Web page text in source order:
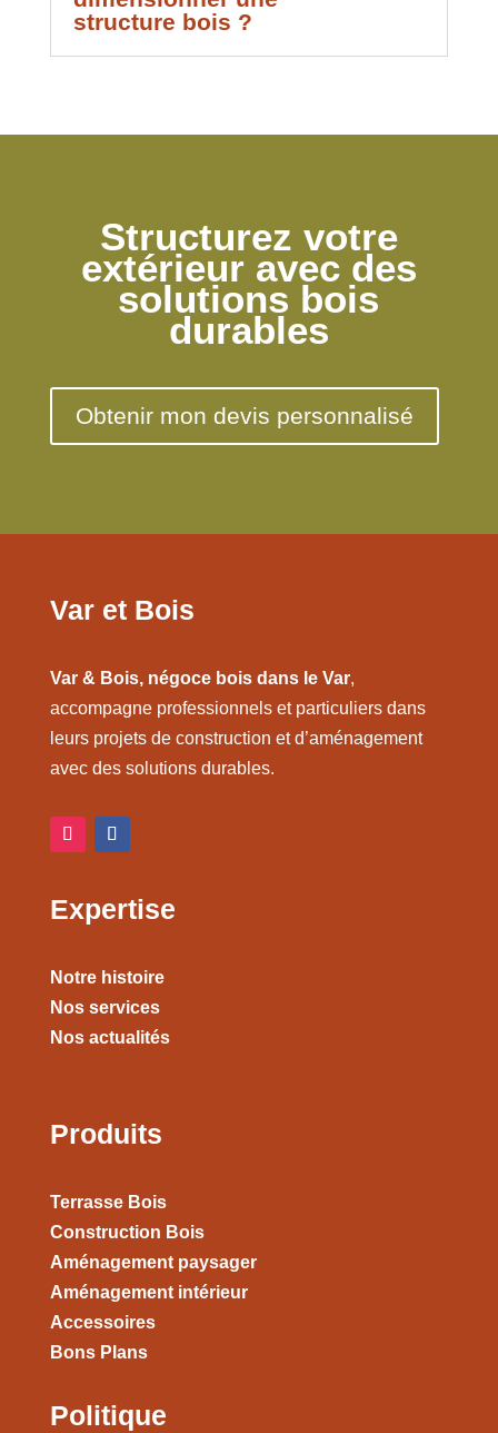
structure bois ?
Structurez votre
extérieur avec des
solutions bois
durables
Obtenir mon devis personnalisé
Var et Bois
Var & Bois, négoce bois dans le Var,
accompagne professionnels et particuliers dans
leurs projets de construction et d’aménagement
avec des solutions durables.
Expertise
Notre histoire
Nos services
Nos actualités
Produits
Terrasse Bois
Construction Bois
Aménagement paysager
Aménagement intérieur
Accessoires
Bons Plans
Politique